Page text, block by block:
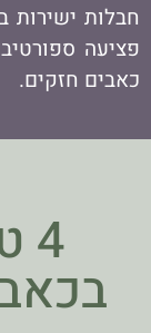
חבלות ישירות
פציעה
כאבים חזקים.